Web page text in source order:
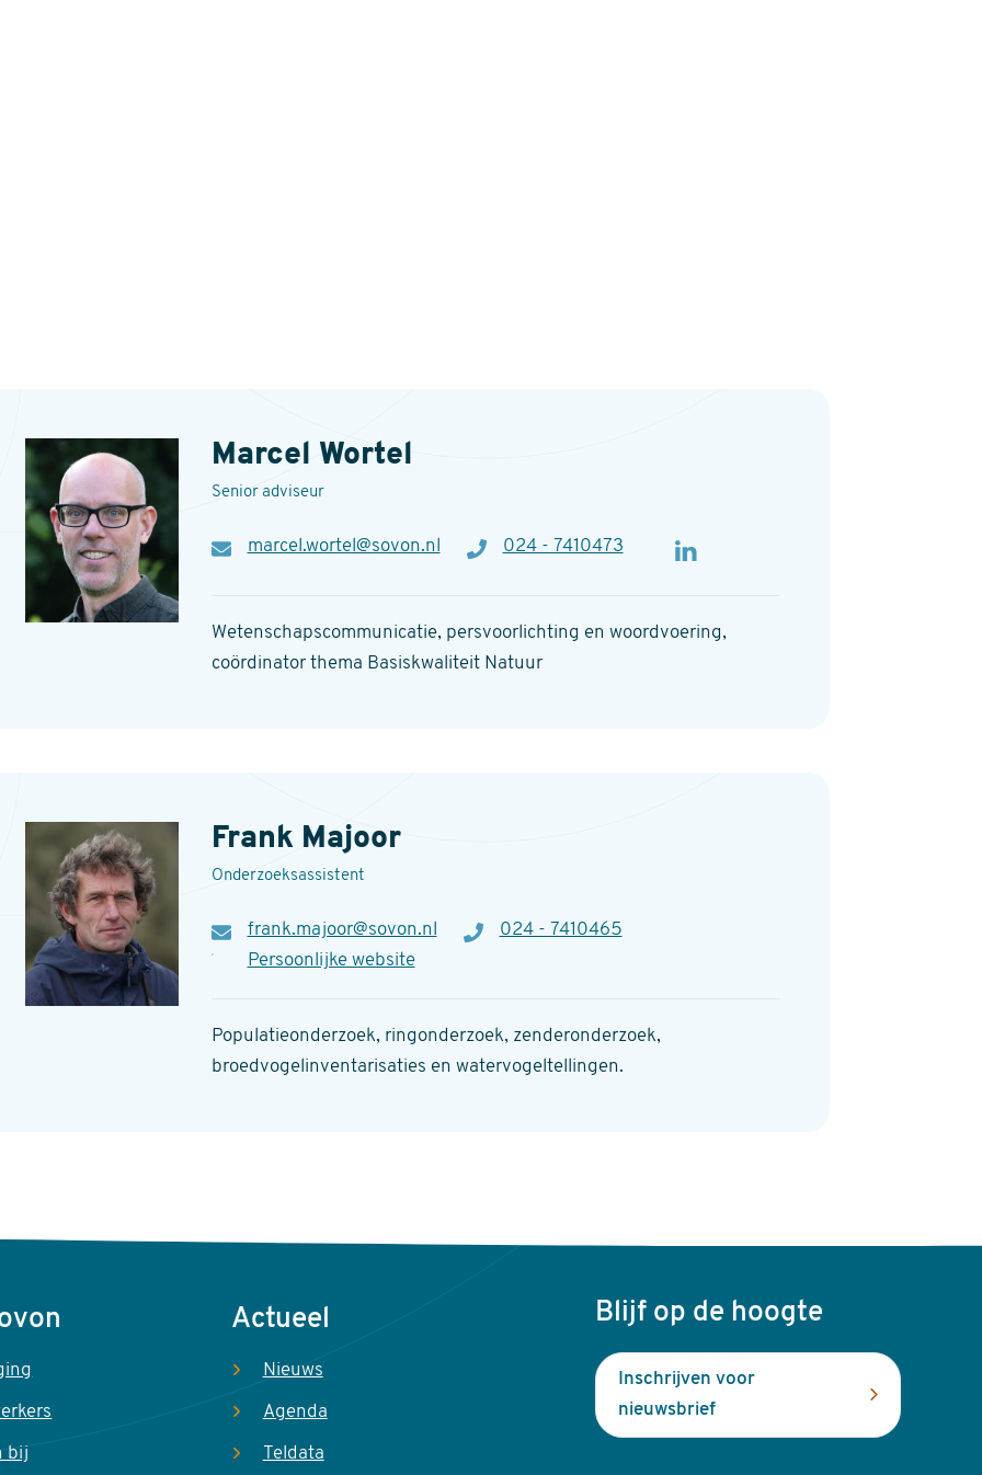
Marcel Wortel
Senior adviseur
E-
marcel.wortel@sovon.nl Telefoon024 - 7410473
Wetenschapscommunicatie, persvoorlichting en woordvoering,
coördinator thema Basiskwaliteit Natuur
Frank Majoor
Onderzoeksassistent
E-
mail
frank.majoor@sovon.nl Telefoon024 - 7410465
Persoonlijke website
Populatieonderzoek, ringonderzoek, zenderonderzoek,
broedvogelinventarisaties en watervogeltellingen.
bij
Actueel
Nieuws
Agenda
Teldata
Blijf op de hoogte
Inschrijven voor
nieuwsbrief